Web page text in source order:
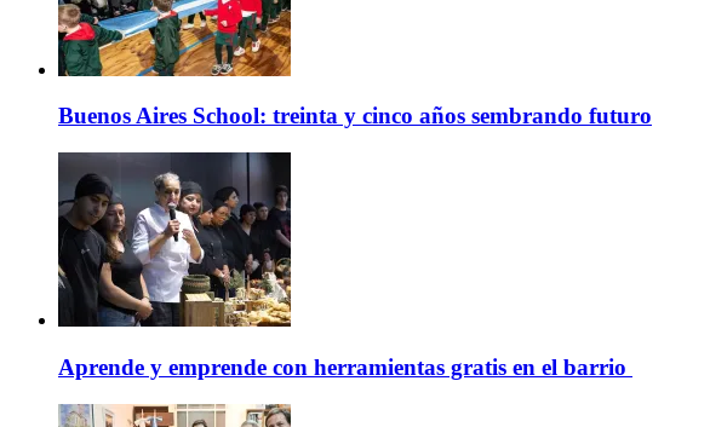
Buenos Aires School: treinta y cinco años sembrando futuro
Aprende y emprende con herramientas gratis en el barrio